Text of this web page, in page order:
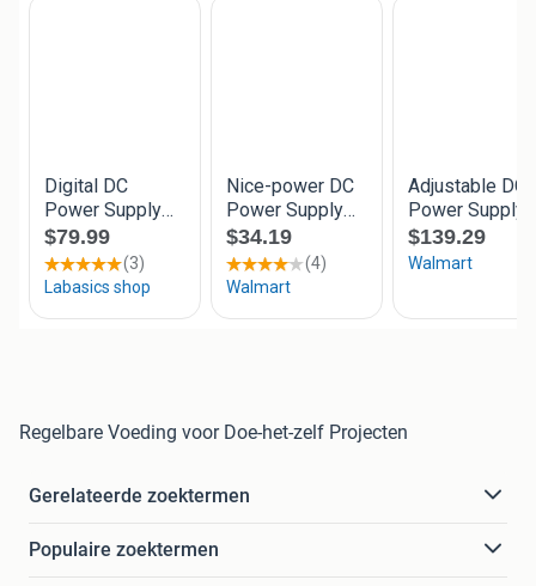
Regelbare Voeding voor Doe-het-zelf Projecten
Gerelateerde zoektermen
Populaire zoektermen